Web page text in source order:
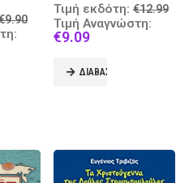
9.90
Original
price
was:
Τιμή εκδότη: €12.99
Τιμή Αναγνώστη:
€9.09Current
is:
€9.09.
ΔΙΑΒΆΣΤΕ ΠΕΡΙΣΣΌΤΕΡΑ